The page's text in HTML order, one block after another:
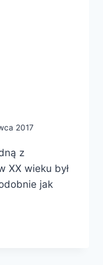
2017
z
XX wieku był
jak